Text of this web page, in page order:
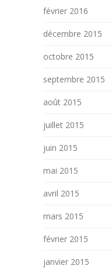
février 2016
décembre 2015
octobre 2015
septembre 2015
août 2015
juillet 2015
juin 2015
mai 2015
avril 2015
mars 2015
février 2015
janvier 2015